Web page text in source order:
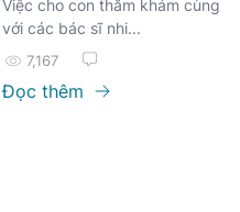
Việc cho con thăm khám cùng
với các bác sĩ nhi...
7,167
Đọc thêm